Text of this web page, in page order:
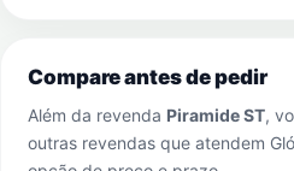
Compare antes de pedir
Além da revenda Piramide ST,
outras revendas que atendem